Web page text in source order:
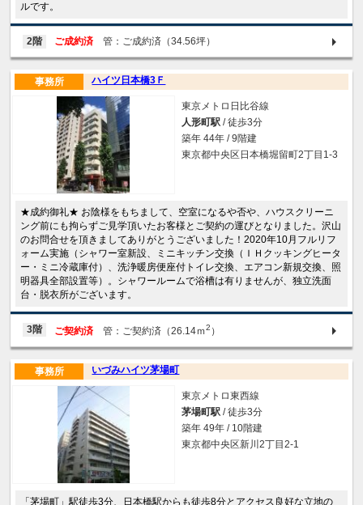
ルです。
2階 ご成約済 管：ご成約済（34.56坪）
ハイツ日本橋3Ｆ
事務所
東京メトロ日比谷線
人形町駅 / 徒歩3分
築年 44年 / 9階建
東京都中央区日本橋堀留町2丁目1-3
★成約御礼★ お陰様をもちまして、空室になるや否や、ハウスクリーニ
ング前にも拘らずご見学頂いたお客様とご契約の運びとなりました。沢山
のお問合せを頂きましてありがとうございました！2020年10月フルリフ
ォーム実施（シャワー室新設、ミニキッチン交換（ＩＨクッキングヒータ
ー・ミニ冷蔵庫付）、洗浄暖房便座付トイレ交換、エアコン新規交換、照
明器具全部設置等）。シャワールームで浴槽は有りませんが、独立洗面
台・脱衣所がございます。
3階 ご契約済 管：ご契約済（26.14ｍ2 ）
いづみハイツ茅場町
事務所
東京メトロ東西線
茅場町駅 / 徒歩3分
築年 49年 / 10階建
東京都中央区新川2丁目2-1
「茅場町」駅徒歩3分、日本橋駅からも徒歩8分とアクセス良好な立地の